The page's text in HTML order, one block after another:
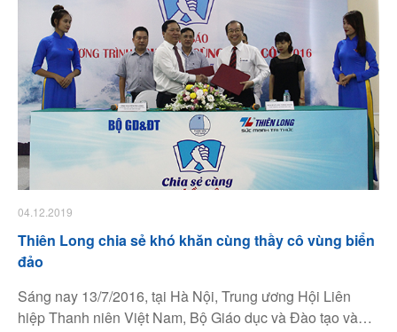
04.12.2019
Thiên Long chia sẻ khó khăn cùng thầy cô vùng biển
đảo
Sáng nay 13/7/2016, tại Hà Nội, Trung ương Hội Liên
hiệp Thanh niên Việt Nam, Bộ Giáo dục và Đào tạo và